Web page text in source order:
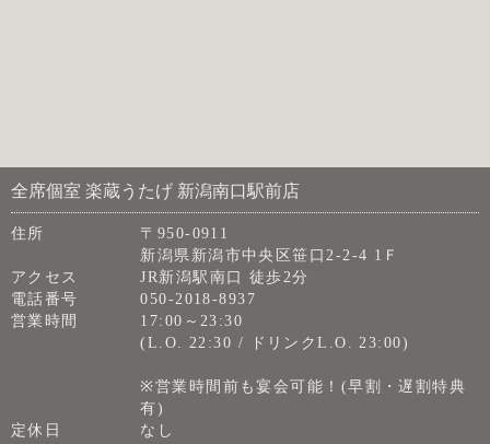
全席個室 楽蔵うたげ 新潟南口駅前店
住所
〒950-0911
新潟県新潟市中央区笹口2-2-4 1Ｆ
アクセス
JR新潟駅南口 徒歩2分
電話番号
050-2018-8937
営業時間
17:00～23:30
(L.O. 22:30 / ドリンクL.O. 23:00)
※営業時間前も宴会可能！(早割・遅割特典
有)
定休日
なし